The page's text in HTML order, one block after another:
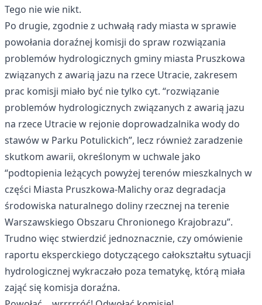
Tego nie wie nikt.
Po drugie, zgodnie z uchwałą rady miasta w sprawie
powołania doraźnej komisji do spraw rozwiązania
problemów hydrologicznych gminy miasta Pruszkowa
związanych z awarią jazu na rzece Utracie, zakresem
prac komisji miało być nie tylko cyt. “rozwiązanie
problemów hydrologicznych związanych z awarią jazu
na rzece Utracie w rejonie doprowadzalnika wody do
stawów w Parku Potulickich”, lecz również zaradzenie
skutkom awarii, określonym w uchwale jako
“podtopienia leżących powyżej terenów mieszkalnych w
części Miasta Pruszkowa-Malichy oraz degradacja
środowiska naturalnego doliny rzecznej na terenie
Warszawskiego Obszaru Chronionego Krajobrazu”.
Trudno więc stwierdzić jednoznacznie, czy omówienie
raportu eksperckiego dotyczącego całokształtu sytuacji
hydrologicznej wykraczało poza tematykę, którą miała
zająć się komisja doraźna.